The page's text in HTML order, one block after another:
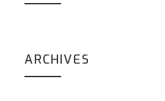
ARCHIVES